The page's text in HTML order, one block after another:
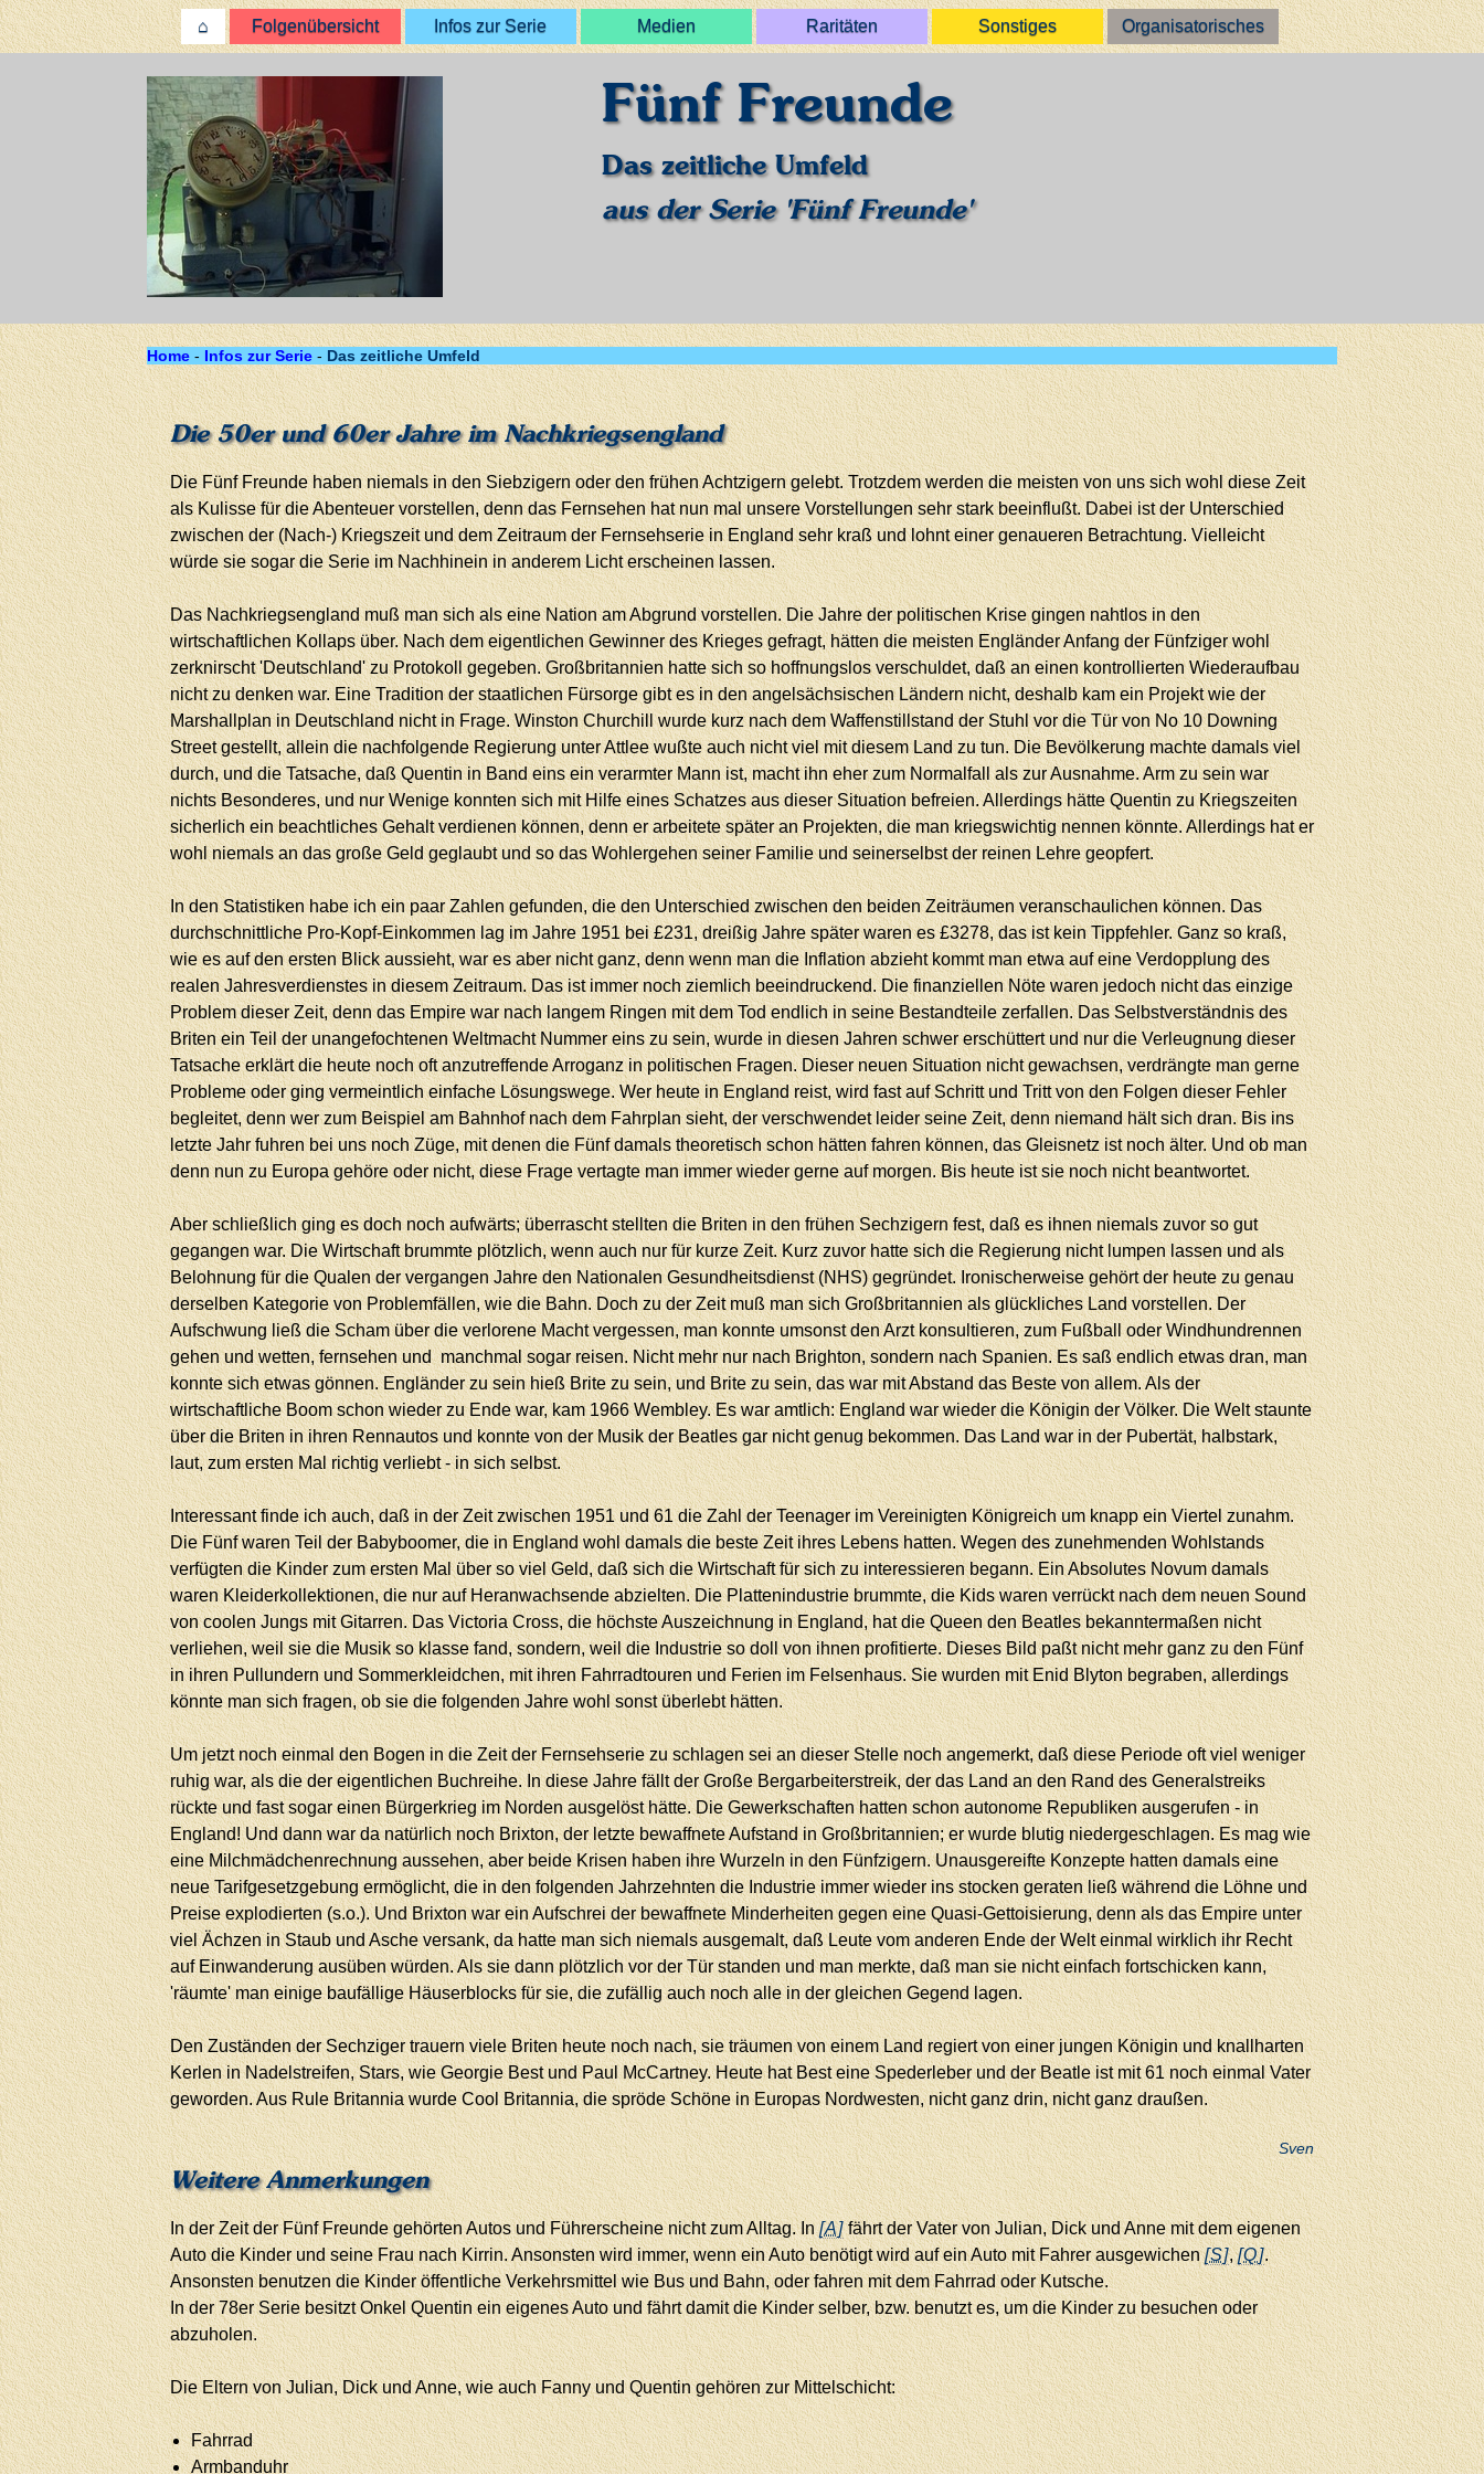
⌂ Folgenübersicht Infos zur Serie Medien Raritäten Sonstiges Organisatorisches
Fünf Freunde
Das zeitliche Umfeld
aus der Serie 'Fünf Freunde'
Home - Infos zur Serie - Das zeitliche Umfeld
Die 50er und 60er Jahre im Nachkriegsengland
Die Fünf Freunde haben niemals in den Siebzigern oder den frühen Achtzigern gelebt. Trotzdem werden die meisten von uns sich wohl diese Zeit
als Kulisse für die Abenteuer vorstellen, denn das Fernsehen hat nun mal unsere Vorstellungen sehr stark beeinflußt. Dabei ist der Unterschied
zwischen der (Nach-) Kriegszeit und dem Zeitraum der Fernsehserie in England sehr kraß und lohnt einer genaueren Betrachtung. Vielleicht
würde sie sogar die Serie im Nachhinein in anderem Licht erscheinen lassen.
Das Nachkriegsengland muß man sich als eine Nation am Abgrund vorstellen. Die Jahre der politischen Krise gingen nahtlos in den
wirtschaftlichen Kollaps über. Nach dem eigentlichen Gewinner des Krieges gefragt, hätten die meisten Engländer Anfang der Fünfziger wohl
zerknirscht 'Deutschland' zu Protokoll gegeben. Großbritannien hatte sich so hoffnungslos verschuldet, daß an einen kontrollierten Wiederaufbau
nicht zu denken war. Eine Tradition der staatlichen Fürsorge gibt es in den angelsächsischen Ländern nicht, deshalb kam ein Projekt wie der
Marshallplan in Deutschland nicht in Frage. Winston Churchill wurde kurz nach dem Waffenstillstand der Stuhl vor die Tür von No 10 Downing
Street gestellt, allein die nachfolgende Regierung unter Attlee wußte auch nicht viel mit diesem Land zu tun. Die Bevölkerung machte damals viel
durch, und die Tatsache, daß Quentin in Band eins ein verarmter Mann ist, macht ihn eher zum Normalfall als zur Ausnahme. Arm zu sein war
nichts Besonderes, und nur Wenige konnten sich mit Hilfe eines Schatzes aus dieser Situation befreien. Allerdings hätte Quentin zu Kriegszeiten
sicherlich ein beachtliches Gehalt verdienen können, denn er arbeitete später an Projekten, die man kriegswichtig nennen könnte. Allerdings hat er
wohl niemals an das große Geld geglaubt und so das Wohlergehen seiner Familie und seinerselbst der reinen Lehre geopfert.
In den Statistiken habe ich ein paar Zahlen gefunden, die den Unterschied zwischen den beiden Zeiträumen veranschaulichen können. Das
durchschnittliche Pro-Kopf-Einkommen lag im Jahre 1951 bei £231, dreißig Jahre später waren es £3278, das ist kein Tippfehler. Ganz so kraß,
wie es auf den ersten Blick aussieht, war es aber nicht ganz, denn wenn man die Inflation abzieht kommt man etwa auf eine Verdopplung des
realen Jahresverdienstes in diesem Zeitraum. Das ist immer noch ziemlich beeindruckend. Die finanziellen Nöte waren jedoch nicht das einzige
Problem dieser Zeit, denn das Empire war nach langem Ringen mit dem Tod endlich in seine Bestandteile zerfallen. Das Selbstverständnis des
Briten ein Teil der unangefochtenen Weltmacht Nummer eins zu sein, wurde in diesen Jahren schwer erschüttert und nur die Verleugnung dieser
Tatsache erklärt die heute noch oft anzutreffende Arroganz in politischen Fragen. Dieser neuen Situation nicht gewachsen, verdrängte man gerne
Probleme oder ging vermeintlich einfache Lösungswege. Wer heute in England reist, wird fast auf Schritt und Tritt von den Folgen dieser Fehler
begleitet, denn wer zum Beispiel am Bahnhof nach dem Fahrplan sieht, der verschwendet leider seine Zeit, denn niemand hält sich dran. Bis ins
letzte Jahr fuhren bei uns noch Züge, mit denen die Fünf damals theoretisch schon hätten fahren können, das Gleisnetz ist noch älter. Und ob man
denn nun zu Europa gehöre oder nicht, diese Frage vertagte man immer wieder gerne auf morgen. Bis heute ist sie noch nicht beantwortet.
Aber schließlich ging es doch noch aufwärts; überrascht stellten die Briten in den frühen Sechzigern fest, daß es ihnen niemals zuvor so gut
gegangen war. Die Wirtschaft brummte plötzlich, wenn auch nur für kurze Zeit. Kurz zuvor hatte sich die Regierung nicht lumpen lassen und als
Belohnung für die Qualen der vergangen Jahre den Nationalen Gesundheitsdienst (NHS) gegründet. Ironischerweise gehört der heute zu genau
derselben Kategorie von Problemfällen, wie die Bahn. Doch zu der Zeit muß man sich Großbritannien als glückliches Land vorstellen. Der
Aufschwung ließ die Scham über die verlorene Macht vergessen, man konnte umsonst den Arzt konsultieren, zum Fußball oder Windhundrennen
gehen und wetten, fernsehen und manchmal sogar reisen. Nicht mehr nur nach Brighton, sondern nach Spanien. Es saß endlich etwas dran, man
konnte sich etwas gönnen. Engländer zu sein hieß Brite zu sein, und Brite zu sein, das war mit Abstand das Beste von allem. Als der
wirtschaftliche Boom schon wieder zu Ende war, kam 1966 Wembley. Es war amtlich: England war wieder die Königin der Völker. Die Welt staunte
über die Briten in ihren Rennautos und konnte von der Musik der Beatles gar nicht genug bekommen. Das Land war in der Pubertät, halbstark,
laut, zum ersten Mal richtig verliebt - in sich selbst.
Interessant finde ich auch, daß in der Zeit zwischen 1951 und 61 die Zahl der Teenager im Vereinigten Königreich um knapp ein Viertel zunahm.
Die Fünf waren Teil der Babyboomer, die in England wohl damals die beste Zeit ihres Lebens hatten. Wegen des zunehmenden Wohlstands
verfügten die Kinder zum ersten Mal über so viel Geld, daß sich die Wirtschaft für sich zu interessieren begann. Ein Absolutes Novum damals
waren Kleiderkollektionen, die nur auf Heranwachsende abzielten. Die Plattenindustrie brummte, die Kids waren verrückt nach dem neuen Sound
von coolen Jungs mit Gitarren. Das Victoria Cross, die höchste Auszeichnung in England, hat die Queen den Beatles bekanntermaßen nicht
verliehen, weil sie die Musik so klasse fand, sondern, weil die Industrie so doll von ihnen profitierte. Dieses Bild paßt nicht mehr ganz zu den Fünf
in ihren Pullundern und Sommerkleidchen, mit ihren Fahrradtouren und Ferien im Felsenhaus. Sie wurden mit Enid Blyton begraben, allerdings
könnte man sich fragen, ob sie die folgenden Jahre wohl sonst überlebt hätten.
Um jetzt noch einmal den Bogen in die Zeit der Fernsehserie zu schlagen sei an dieser Stelle noch angemerkt, daß diese Periode oft viel weniger
ruhig war, als die der eigentlichen Buchreihe. In diese Jahre fällt der Große Bergarbeiterstreik, der das Land an den Rand des Generalstreiks
rückte und fast sogar einen Bürgerkrieg im Norden ausgelöst hätte. Die Gewerkschaften hatten schon autonome Republiken ausgerufen - in
England! Und dann war da natürlich noch Brixton, der letzte bewaffnete Aufstand in Großbritannien; er wurde blutig niedergeschlagen. Es mag wie
eine Milchmädchenrechnung aussehen, aber beide Krisen haben ihre Wurzeln in den Fünfzigern. Unausgereifte Konzepte hatten damals eine
neue Tarifgesetzgebung ermöglicht, die in den folgenden Jahrzehnten die Industrie immer wieder ins stocken geraten ließ während die Löhne und
Preise explodierten (s.o.). Und Brixton war ein Aufschrei der bewaffnete Minderheiten gegen eine Quasi-Gettoisierung, denn als das Empire unter
viel Ächzen in Staub und Asche versank, da hatte man sich niemals ausgemalt, daß Leute vom anderen Ende der Welt einmal wirklich ihr Recht
auf Einwanderung ausüben würden. Als sie dann plötzlich vor der Tür standen und man merkte, daß man sie nicht einfach fortschicken kann,
'räumte' man einige baufällige Häuserblocks für sie, die zufällig auch noch alle in der gleichen Gegend lagen.
Den Zuständen der Sechziger trauern viele Briten heute noch nach, sie träumen von einem Land regiert von einer jungen Königin und knallharten
Kerlen in Nadelstreifen, Stars, wie Georgie Best und Paul McCartney. Heute hat Best eine Spederleber und der Beatle ist mit 61 noch einmal Vater
geworden. Aus Rule Britannia wurde Cool Britannia, die spröde Schöne in Europas Nordwesten, nicht ganz drin, nicht ganz draußen.
Sven
Weitere Anmerkungen
In der Zeit der Fünf Freunde gehörten Autos und Führerscheine nicht zum Alltag. In[A]fährt der Vater von Julian, Dick und Anne mit dem eigenen
Auto die Kinder und seine Frau nach Kirrin. Ansonsten wird immer, wenn ein Auto benötigt wird auf ein Auto mit Fahrer ausgewichen[S],[Q].
Ansonsten benutzen die Kinder öffentliche Verkehrsmittel wie Bus und Bahn, oder fahren mit dem Fahrrad oder Kutsche.
In der 78er Serie besitzt Onkel Quentin ein eigenes Auto und fährt damit die Kinder selber, bzw. benutzt es, um die Kinder zu besuchen oder
abzuholen.
Die Eltern von Julian, Dick und Anne, wie auch Fanny und Quentin gehören zur Mittelschicht:
Fahrrad
Armbanduhr